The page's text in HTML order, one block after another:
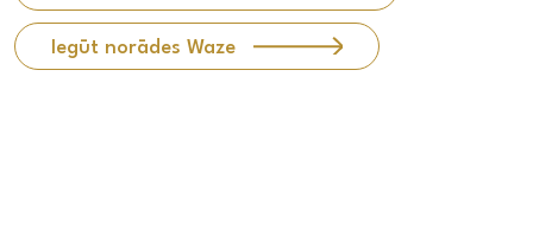
Iegūt norādes Waze